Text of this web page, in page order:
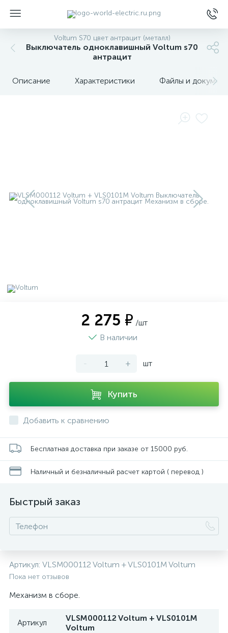
Voltum S70 цвет антрацит (металл)
Выключатель одноклавишный Voltum s70
антрацит
Описание Характеристики Файлы и
2 275 ₽ /шт
В наличии
- + шт
Купить
Добавить к сравнению
Бесплатная доставка при заказе от 15000 руб.
Наличный и безналичный расчет картой ( перевод )
Быстрый заказ
Артикул: VLSM000112 Voltum + VLS0101M Voltum
Пока нет отзывов
Механизм в сборе.
Артикул
VLSM000112 Voltum + VLS0101M
Voltum